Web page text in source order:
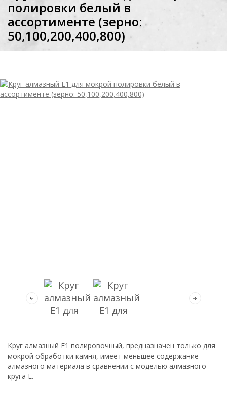
полировки белый в
ассортименте (зерно:
50,100,200,400,800)
Круг алмазный Е1 полировочный, предназначен только для
мокрой обработки камня, имеет меньшее содержание
алмазного материала в сравнении с моделью алмазного
круга Е.